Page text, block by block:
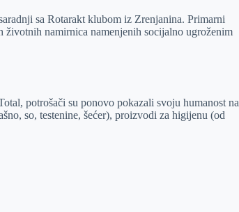
sa Rotarakt klubom iz Zrenjanina. Primarni
namirnica namenjenih socijalno ugroženim
potrošači su ponovo pokazali svoju humanost na
so, testenine, šećer), proizvodi za higijenu (od